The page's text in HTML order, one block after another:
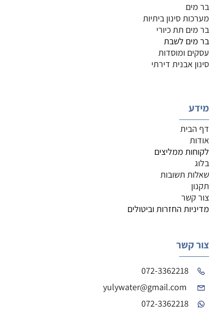
בר מים
מערכות סינון ביתיות
בר מים תת כיורי
בר מים לשבת
עסקים ומוסדות
סינון אבנית דירתי
מידע
דף הבית
אודות
לקוחות ממליצים
בלוג
שאלות תשובות
תקנון
צור קשר
מדיניות החזרות וביטולים
צור קשר
072-3362218
072-3362218